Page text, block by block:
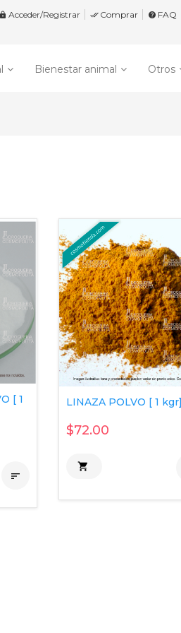
Acceder/Registrar  Comprar help FAQ
Bienestar animal Otros
[ 1

LINAZA POLVO [ 1 kgr]
$72.00
